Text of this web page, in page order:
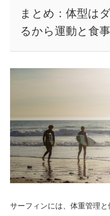
まとめ：体型は
るから運動と食
サーフィンには、体重管理